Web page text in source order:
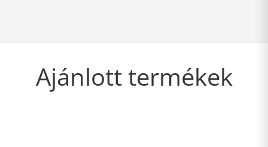
Ajánlott termékek